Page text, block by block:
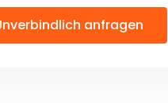
anfragen